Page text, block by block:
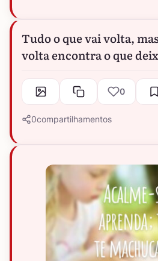
Tudo o que vai volta,
volta encontra o que
0
0compartilhamentos